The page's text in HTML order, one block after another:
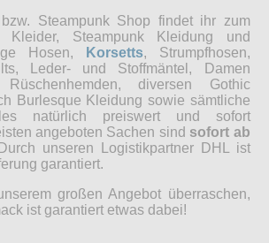
Steampunk Shop findet ihr zum
Kleider, Steampunk Kleidung und
Hosen,
Korsetts, Strumpfhosen,
Leder- und Stoffmäntel, Damen
diversen Gothic
Burlesque Kleidung sowie sämtliche
natürlich preiswert und sofort
angeboten Sachen sind sofort ab
unseren Logistikpartner DHL ist
garantiert.
großen Angebot überraschen,
ist garantiert etwas dabei!